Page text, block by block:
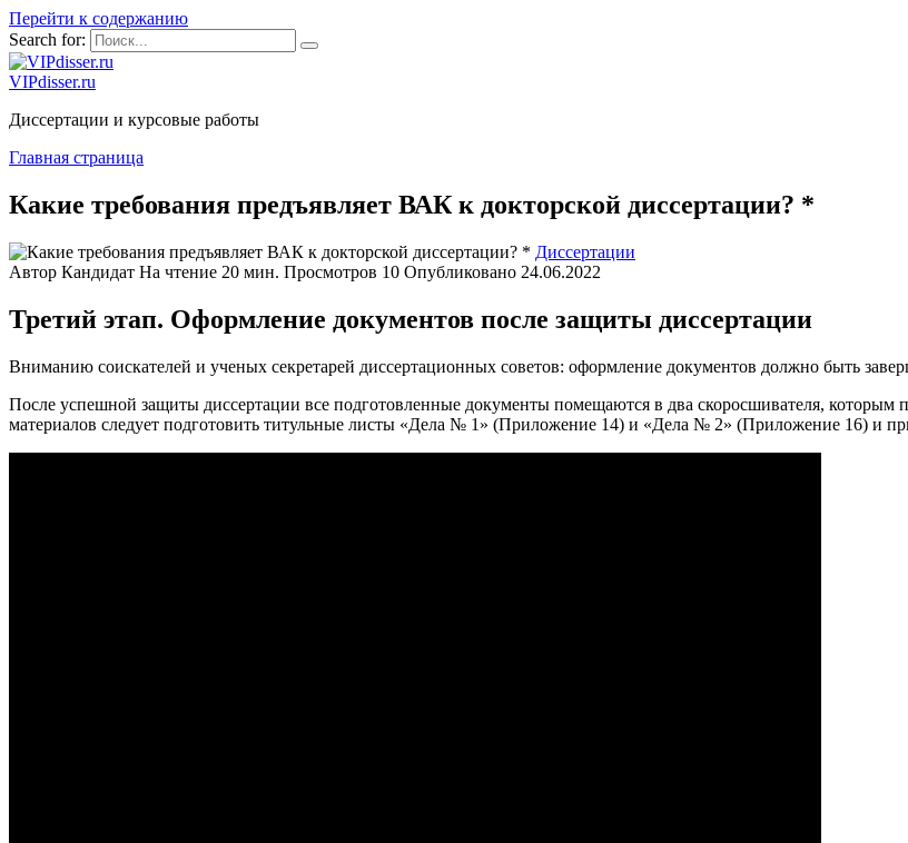
Перейти к содержанию
Search for:
VIPdisser.ru
Диссертации и курсовые работы
Главная страница
Какие требования предъявляет ВАК к докторской диссертации? *
Диссертации
Автор Кандидат На чтение 20 мин. Просмотров 10 Опубликовано 24.06.2022
Третий этап. Оформление документов после защиты диссертации
Вниманию соискателей и ученых секретарей диссертационных советов: оформление документов должно быть
После успешной защиты диссертации все подготовленные документы помещаются в два скоросшивателя,
материалов следует подготовить титульные листы «Дела № 1» (Приложение 14) и «Дела № 2» (Приложение 16) и